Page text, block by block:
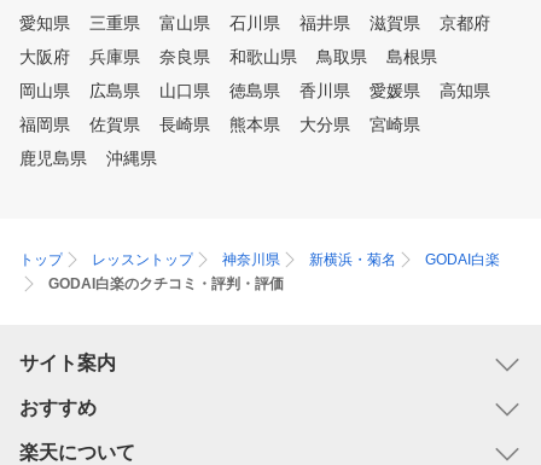
愛知県
三重県 富山県 石川県 福井県 滋賀県
京都府
大阪府
兵庫県 奈良県 和歌山県 鳥取県
島根県
岡山県
広島県 山口県 徳島県 香川県 愛媛県
高知県
福岡県
佐賀県 長崎県 熊本県 大分県
宮崎県
鹿児島県
沖縄県
トップ レッスントップ 神奈川県 新横浜・菊名
GODAI白楽
GODAI白楽のクチコミ・評判・評価
サイト案内
おすすめ
楽天について